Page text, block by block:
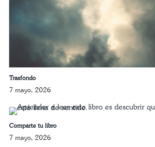
Trasfondo
7 mayo, 2026
Comparte tu libro
7 mayo, 2026